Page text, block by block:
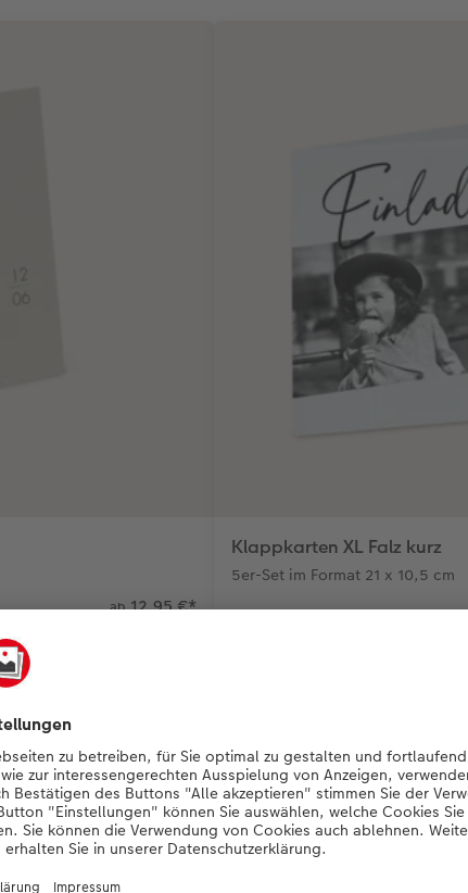
ab12,95 €*
Klappkarten XL Falz kurz
5er-Set im Format 21 x 10,5 cm